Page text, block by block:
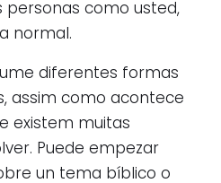
personas como usted,
normal.
diferentes formas
assim como acontece
existem muitas
Puede empezar
un tema bíblico o